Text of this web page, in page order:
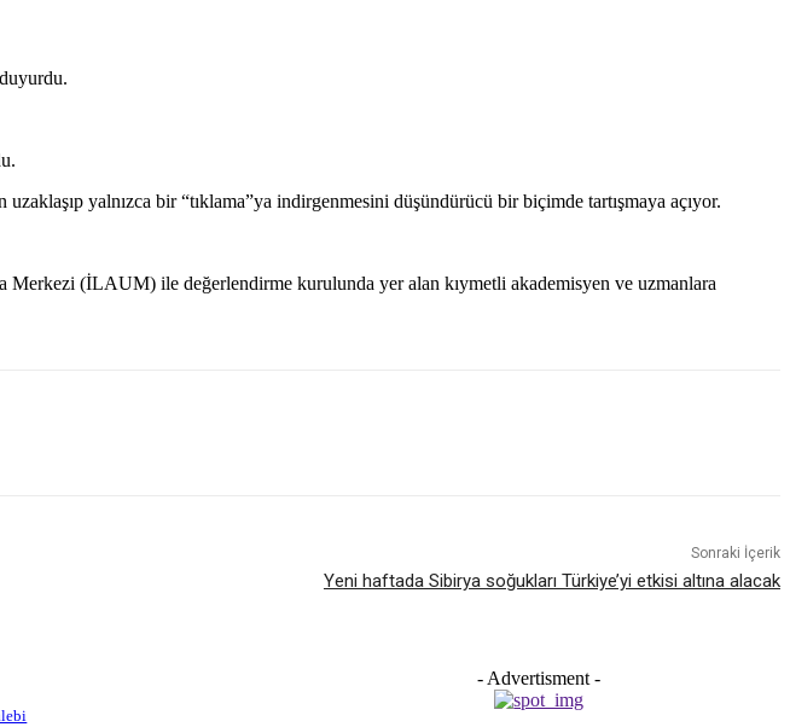
yalnızca bir “tıklama”ya indirgenmesini düşündürücü bir biçimde tartışmaya açıyor.
Merkezi (İLAUM) ile değerlendirme kurulunda yer alan kıymetli akademisyen ve uzmanlara
Sonraki İçerik
Yeni haftada Sibirya soğukları Türkiye’yi etkisi altına alacak
- Advertisment -